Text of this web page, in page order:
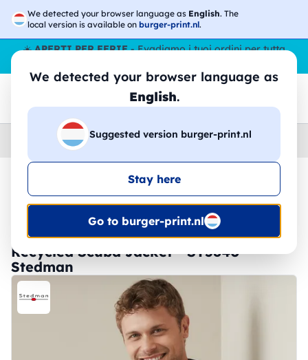
We detected your browser language as English. The
local version is available on burger-print.nl.
We detected your browser language as
English.
Suggested version burger-print.nl
Stay here
Go to burger-print.nl
☀️APERTI PER FERIE- Evadiamo i tuoi ordini per tutta
Felpe › Uomo
🔥 -30% Stampa DTF
Recycled Scuba Jacket - ST5840 -
Stedman